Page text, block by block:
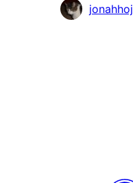
Bidragsytere
jonahhoj